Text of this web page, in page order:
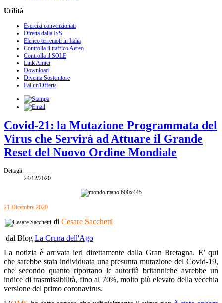
Utilità
Esercizi convenzionati
Diretta dalla ISS
Elenco terremoti in Italia
Controlla il traffico Aereo
Controlla il SOLE
Link Amici
Download
Diventa Sostenitore
Fai un'Offerta
Covid-21: la Mutazione Programmata del
Virus che Servirà ad Attuare il Grande
Reset del Nuovo Ordine Mondiale
Dettagli
24/12/2020
21 Dicembre 2020
di Cesare Sacchetti
dal Blog La Cruna dell'Ago
La notizia è arrivata ieri direttamente dalla Gran Bretagna. E’ qui
che sarebbe stata individuata una presunta mutazione del Covid-19,
che secondo quanto riportano le autorità britanniche avrebbe un
indice di trasmissibilità, fino al 70%, molto più elevato della vecchia
versione del primo coronavirus.